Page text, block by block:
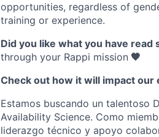
opportunities, regardless of
training or experience.
Did you like what you have read
through your Rappi mission 🧡
Check out how it will impact our
Estamos buscando un talentoso
Availability Science. Como
liderazgo técnico y apoyo